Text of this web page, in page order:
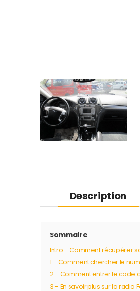
Description
Sommaire
Intro – Comment récupérer
1 – Comment chercher le
2 – Comment entrer le code
3 – En savoir plus sur la radio